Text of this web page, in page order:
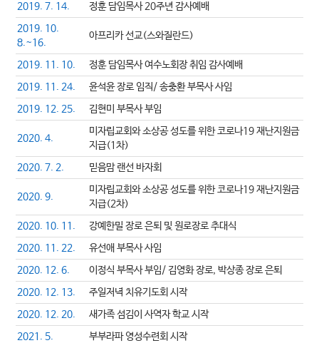
2019. 7. 14.
정훈 담임목사 20주년 감사예배
2019. 10.
8.~16.
아프리카 선교(스와질란드)
2019. 11. 10.
정훈 담임목사 여수노회장 취임 감사예배
2019. 11. 24.
윤석윤 장로 임직/ 송충환 부목사 사임
2019. 12. 25.
김현미 부목사 부임
2020. 4.
미자립교회와 소상공 성도를 위한 코로나19 재난지원금
지급(1차)
2020. 7. 2.
믿음맘 랜선 바자회
2020. 9.
미자립교회와 소상공 성도를 위한 코로나19 재난지원금
지급(2차)
2020. 10. 11.
강예한밀 장로 은퇴 및 원로장로 추대식
2020. 11. 22.
유선애 부목사 사임
2020. 12. 6.
이정식 부목사 부임/ 김영화 장로, 박상종 장로 은퇴
2020. 12. 13.
주일저녁 치유기도회 시작
2020. 12. 20.
새가족 섬김이 사역자 학교 시작
2021. 5.
부부라파 영성수련회 시작